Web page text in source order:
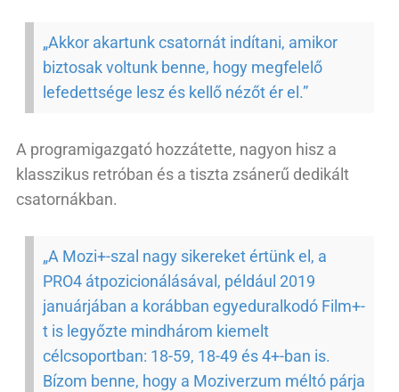
„Akkor akartunk csatornát indítani, amikor
biztosak voltunk benne, hogy megfelelő
lefedettsége lesz és kellő nézőt ér el.”
A programigazgató hozzátette, nagyon hisz a
klasszikus retróban és a tiszta zsánerű dedikált
csatornákban.
„A Mozi+-szal nagy sikereket értünk el, a
PRO4 átpozicionálásával, például 2019
januárjában a korábban egyeduralkodó Film+-
t is legyőzte mindhárom kiemelt
célcsoportban: 18-59, 18-49 és 4+-ban is.
Bízom benne, hogy a Moziverzum méltó párja